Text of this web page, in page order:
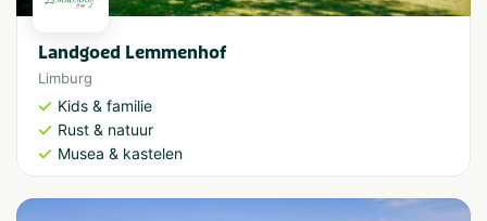
Landgoed Lemmenhof
Limburg
Kids & familie
Rust & natuur
Musea & kastelen